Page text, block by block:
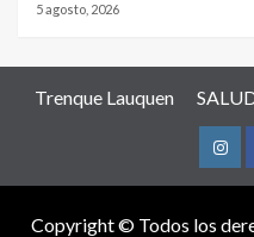
5 agosto, 2026
Trenque Lauquen
Copyright © Todos los